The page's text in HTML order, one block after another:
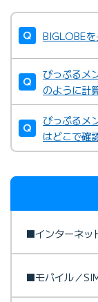
BIGLOBE
びっぷるメ
のように計
びっぷるメ
はどこで確
■インターネッ
■モバイル／